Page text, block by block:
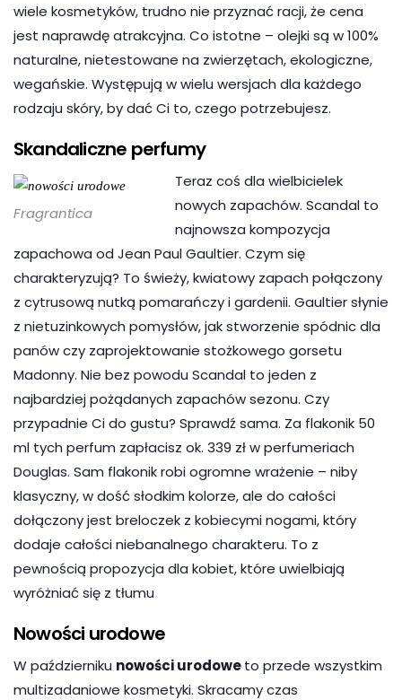
wiele kosmetyków, trudno nie przyznać racji, że cena
jest naprawdę atrakcyjna. Co istotne – olejki są w 100%
naturalne, nietestowane na zwierzętach, ekologiczne,
wegańskie. Występują w wielu wersjach dla każdego
rodzaju skóry, by dać Ci to, czego potrzebujesz.
Skandaliczne perfumy
Fragrantica
Teraz coś dla wielbicielek
nowych zapachów. Scandal to
najnowsza kompozycja
zapachowa od Jean Paul Gaultier. Czym się
charakteryzują? To świeży, kwiatowy zapach połączony
z cytrusową nutką pomarańczy i gardenii. Gaultier słynie
z nietuzinkowych pomysłów, jak stworzenie spódnic dla
panów czy zaprojektowanie stożkowego gorsetu
Madonny. Nie bez powodu Scandal to jeden z
najbardziej pożądanych zapachów sezonu. Czy
przypadnie Ci do gustu? Sprawdź sama. Za flakonik 50
ml tych perfum zapłacisz ok. 339 zł w perfumeriach
Douglas. Sam flakonik robi ogromne wrażenie – niby
klasyczny, w dość słodkim kolorze, ale do całości
dołączony jest breloczek z kobiecymi nogami, który
dodaje całości niebanalnego charakteru. To z
pewnością propozycja dla kobiet, które uwielbiają
wyróżniać się z tłumu
Nowości urodowe
W październiku nowości urodoweto przede wszystkim
multizadaniowe kosmetyki. Skracamy czas